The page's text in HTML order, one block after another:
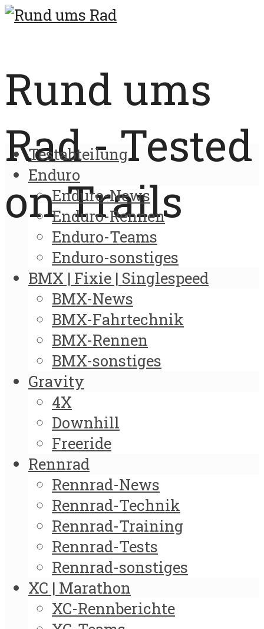
Rund ums
Rad - Tested
on Trails
Testabteilung
Enduro
Enduro-News
Enduro-Rennen
Enduro-Teams
Enduro-sonstiges
BMX | Fixie | Singlespeed
BMX-News
BMX-Fahrtechnik
BMX-Rennen
BMX-sonstiges
Gravity
4X
Downhill
Freeride
Rennrad
Rennrad-News
Rennrad-Technik
Rennrad-Training
Rennrad-Tests
Rennrad-sonstiges
XC | Marathon
XC-Rennberichte